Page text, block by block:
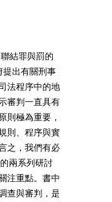
結罪與罰的
提出有關刑事
法程序中的地
審判一直具有
則極為重要，
則、程序與實
之，我們有必
兩系列研討
注重點。書中
查與審判，是